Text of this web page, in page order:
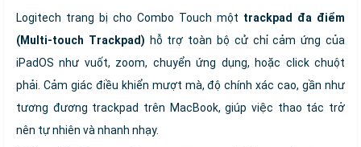
Logitech trang bị cho Combo Touch một trackpad đa điểm
(Multi-touch Trackpad) hỗ trợ toàn bộ cử chỉ cảm ứng của
iPadOS như vuốt, zoom, chuyển ứng dụng, hoặc click chuột
phải. Cảm giác điều khiển mượt mà, độ chính xác cao, gần như
tương đương trackpad trên MacBook, giúp việc thao tác trở
nên tự nhiên và nhanh nhạy.